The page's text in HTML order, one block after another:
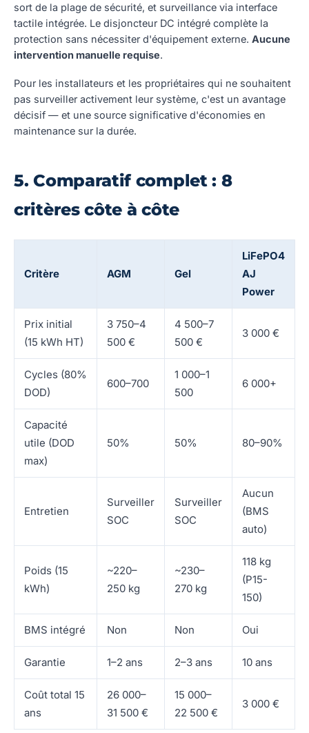
sort de la plage de sécurité, et surveillance via interface
tactile intégrée. Le disjoncteur DC intégré complète la
protection sans nécessiter d'équipement externe. Aucune
intervention manuelle requise.
Pour les installateurs et les propriétaires qui ne souhaitent
pas surveiller activement leur système, c'est un avantage
décisif — et une source significative d'économies en
maintenance sur la durée.
5. Comparatif complet : 8
critères côte à côte
Critère AGM Gel
LiFePO4
AJ
Power
Prix initial
(15 kWh HT)
3 750–4
500 €
4 500–7
500 €
3 000 €
Cycles (80%
DOD)
600–700
1 000–1
500
6 000+
Capacité
utile (DOD
max)
50% 50% 80–90%
Entretien
Surveiller
SOC
Surveiller
SOC
Aucun
(BMS
auto)
Poids (15
kWh)
~220–
250 kg
~230–
270 kg
118 kg
(P15-
150)
BMS intégré Non Non Oui
Garantie 1–2 ans 2–3 ans 10 ans
Coût total 15
ans
26 000–
31 500 €
15 000–
22 500 €
3 000 €